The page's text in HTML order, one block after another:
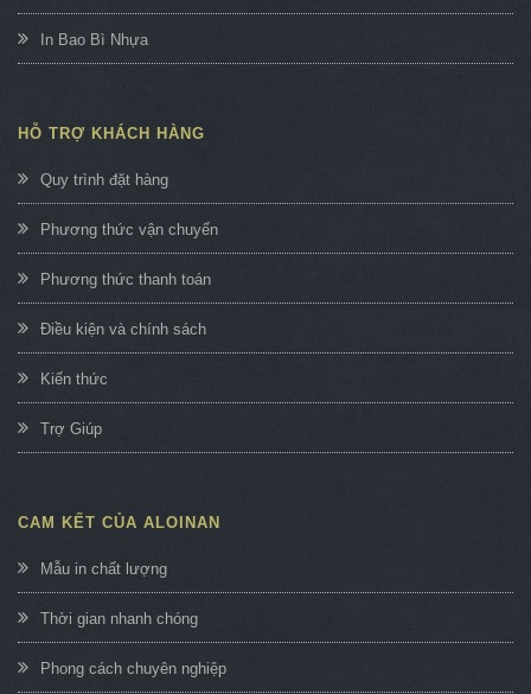
In Bao Bì Nhựa
HỖ TRỢ KHÁCH HÀNG
Quy trình đặt hàng
Phương thức vận chuyển
Phương thức thanh toán
Điều kiện và chính sách
Kiến thức
Trợ Giúp
CAM KẾT CỦA ALOINAN
Mẫu in chất lượng
Thời gian nhanh chóng
Phong cách chuyên nghiệp